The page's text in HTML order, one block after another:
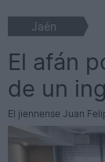
Jaén
El afán
de un
El jiennense Juan